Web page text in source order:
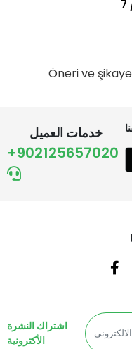
7
Öneri ve
خدمات العميل
+902125657020
اشتراك النشرة
الأكترونية